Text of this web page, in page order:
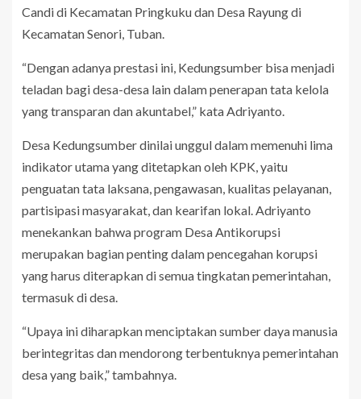
Candi di Kecamatan Pringkuku dan Desa Rayung di
Kecamatan Senori, Tuban.
“Dengan adanya prestasi ini, Kedungsumber bisa menjadi
teladan bagi desa-desa lain dalam penerapan tata kelola
yang transparan dan akuntabel,” kata Adriyanto.
Desa Kedungsumber dinilai unggul dalam memenuhi lima
indikator utama yang ditetapkan oleh KPK, yaitu
penguatan tata laksana, pengawasan, kualitas pelayanan,
partisipasi masyarakat, dan kearifan lokal. Adriyanto
menekankan bahwa program Desa Antikorupsi
merupakan bagian penting dalam pencegahan korupsi
yang harus diterapkan di semua tingkatan pemerintahan,
termasuk di desa.
“Upaya ini diharapkan menciptakan sumber daya manusia
berintegritas dan mendorong terbentuknya pemerintahan
desa yang baik,” tambahnya.